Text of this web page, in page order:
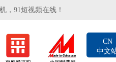
，91短视频在线！
CN
中文